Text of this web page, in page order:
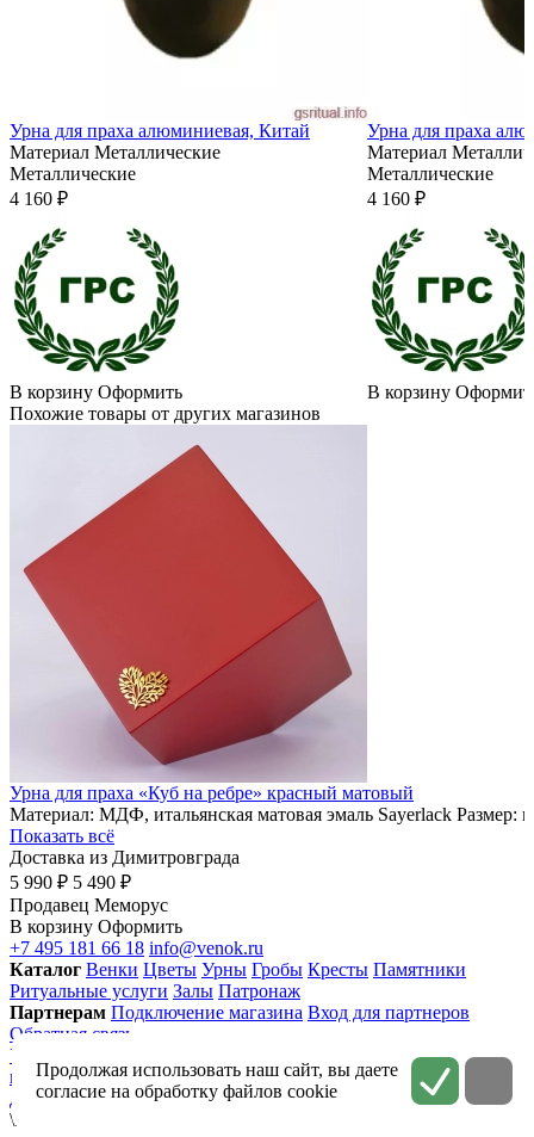
Урна для праха алюминиевая, Китай
Материал Металлические
Металлические
4 160 ₽
В корзину Оформить
Урна для праха
Материал
Металлические
4 160 ₽
В корзину
Похожие товары от других магазинов
Урна для праха «Куб на ребре» красный матовый
Материал: МДФ, итальянская матовая эмаль Sayerlack
Показать всё
Доставка из Димитровграда
5 990 ₽ 5 490 ₽
Продавец Меморус
В корзину Оформить
+7 495 181 66 18 info@venok.ru
Каталог Венки Цветы Урны Гробы Кресты Памятники
Ритуальные услуги Залы Патронаж
Партнерам Подключение магазина Вход для партнеров
Обратная связь
Условия использования
конфиденциальностиСоглашение на обработку персональных
данных
Продолжая использовать наш сайт, вы даете
согласие на обработку файлов cookie
\n